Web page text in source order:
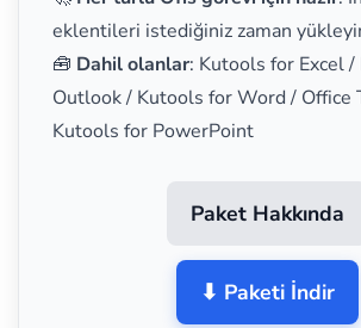
eklentileri istediğiniz zaman
🧰 Dahil olanlar: Kutools for Excel
Outlook / Kutools for Word / Office
Kutools for PowerPoint
Paket Hakkında
⬇ Paketi İndir